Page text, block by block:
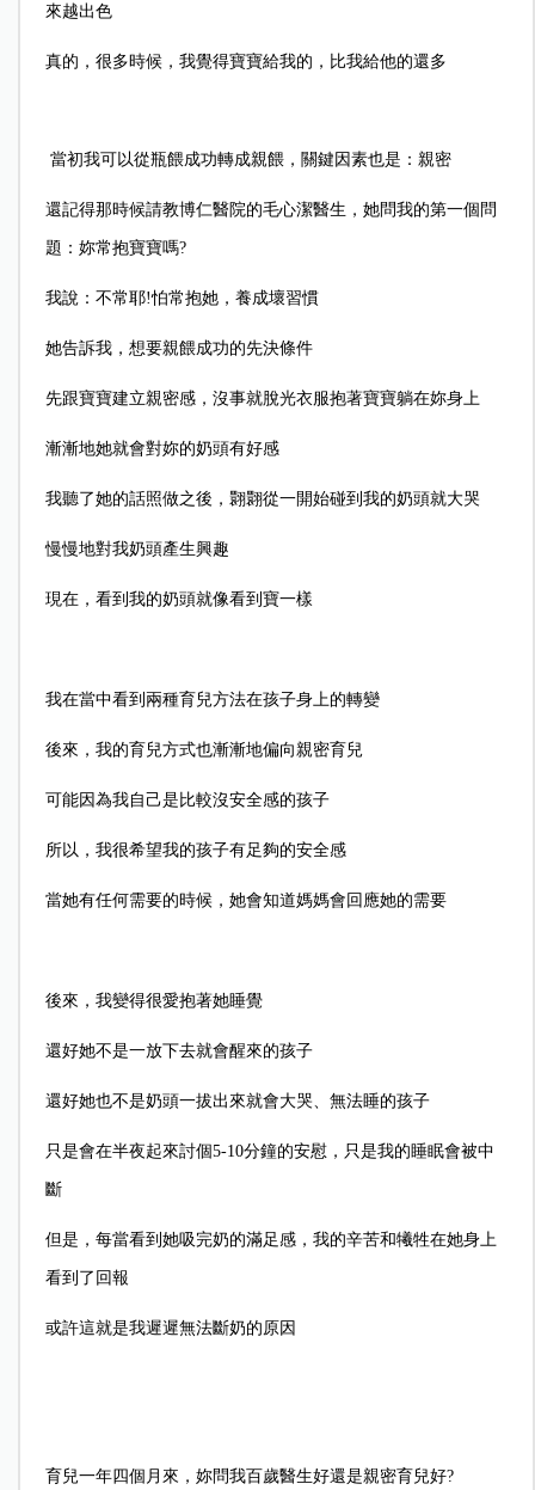
來越出色
真的，很多時候，我覺得寶寶給我的，比我給他的還多
當初我可以從瓶餵成功轉成親餵，關鍵因素也是：親密
還記得那時候請教博仁醫院的毛心潔醫生，她問我的第一個問
題：妳常抱寶寶嗎?
我說：不常耶!怕常抱她，養成壞習慣
她告訴我，想要親餵成功的先決條件
先跟寶寶建立親密感，沒事就脫光衣服抱著寶寶躺在妳身上
漸漸地她就會對妳的奶頭有好感
我聽了她的話照做之後，翾翾從一開始碰到我的奶頭就大哭
慢慢地對我奶頭產生興趣
現在，看到我的奶頭就像看到寶一樣
我在當中看到兩種育兒方法在孩子身上的轉變
後來，我的育兒方式也漸漸地偏向親密育兒
可能因為我自己是比較沒安全感的孩子
所以，我很希望我的孩子有足夠的安全感
當她有任何需要的時候，她會知道媽媽會回應她的需要
後來，我變得很愛抱著她睡覺
還好她不是一放下去就會醒來的孩子
還好她也不是奶頭一拔出來就會大哭、無法睡的孩子
只是會在半夜起來討個5-10分鐘的安慰，只是我的睡眠會被中
斷
但是，每當看到她吸完奶的滿足感，我的辛苦和犧牲在她身上
看到了回報
或許這就是我遲遲無法斷奶的原因
育兒一年四個月來，妳問我百歲醫生好還是親密育兒好?